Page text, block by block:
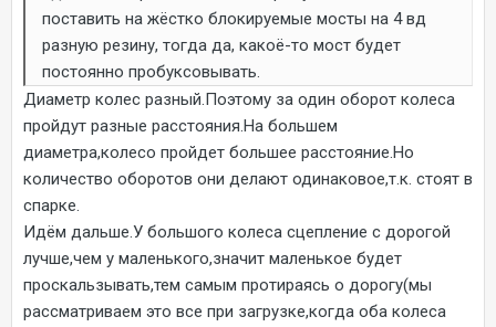
поставить на жёстко блокируемые мосты на 4 вд
разную резину, тогда да, какоё-то мост будет
постоянно пробуксовывать.
Диаметр колес разный.Поэтому за один оборот колеса
пройдут разные расстояния.На большем
диаметра,колесо пройдет большее расстояние.Но
количество оборотов они делают одинаковое,т.к. стоят в
спарке.
Идём дальше.У большого колеса сцепление с дорогой
лучше,чем у маленького,значит маленькое будет
проскальзывать,тем самым протираясь о дорогу(мы
рассматриваем это все при загрузке,когда оба колеса